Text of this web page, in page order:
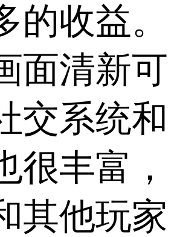
的收益。
面清新可
交系统和
很丰富，
其他玩家